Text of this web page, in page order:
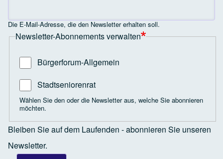
Die E-Mail-Adresse, die den Newsletter erhalten soll.
Newsletter-Abonnements verwalten
Bürgerforum-Allgemein
Stadtseniorenrat
Wählen Sie den oder die Newsletter aus, welche Sie abonnieren
möchten.
Bleiben Sie auf dem Laufenden - abonnieren Sie unseren
Newsletter.